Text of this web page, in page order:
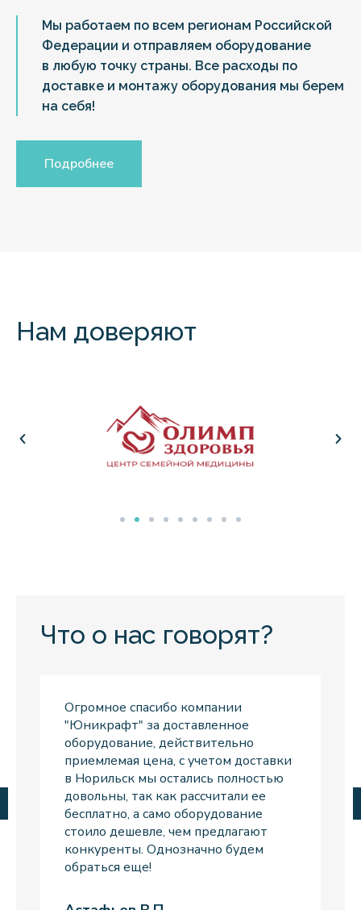
Мы работаем по всем регионам Российской
Федерации и отправляем оборудование
в любую точку страны. Все расходы по
доставке и монтажу оборудования мы берем
на себя!
Подробнее
Нам доверяют
Что о нас говорят?
Огромное спасибо компании
"Юникрафт" за доставленное
оборудование, действительно
приемлемая цена, с учетом доставки
в Норильск мы остались полностью
довольны, так как рассчитали ее
бесплатно, а само оборудование
стоило дешевле, чем предлагают
конкуренты. Однозначно будем
обраться еще!